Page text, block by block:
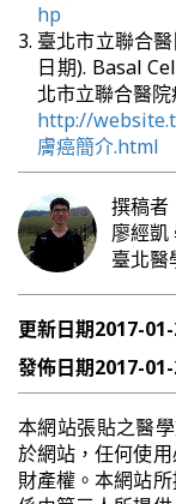
hp
臺北市立聯合
日期). Basal
北市立聯合醫
http://
膚癌簡介.html
撰稿者
廖經凱
臺北醫
更新日期2017-
發佈日期2017-
本網站張貼之醫
於網站，任何使
財產權。本網站